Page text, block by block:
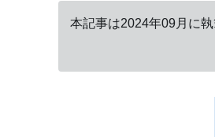
本記事は2024年09月に